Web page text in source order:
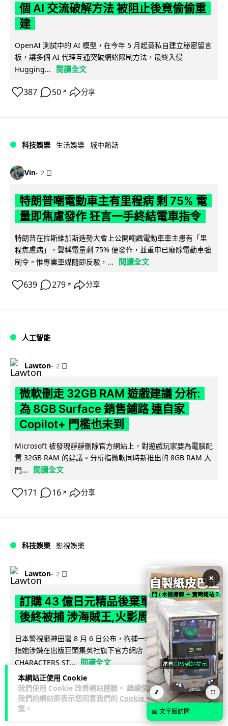
本網站正使用 Cookie
我們使用 Cookie 改善網站體驗。 繼續使用
我們的網站即表示您同意我們的 Cookie 政
策 。
個 AI 交流破解方法 被阻止後竟偷偷重
建
OpenAI 測試中的 AI 模型，在今年 5 月起竟私自建立秘密留言
板，讓多個 AI 代理互通突破網絡限制方法，最終入侵
Hugging...
閱讀全文
387 50 ↗ 分享
科技娛樂 生活娛樂 城中熱話
Vin 2 日
特朗普嘲電動車主有里程病 剩 75% 電
量即焦慮發作 狂言一手終結電車指令
特朗普在拉斯維加斯造勢大會上公開嘲諷電動車車主患有「里
程焦慮病」，聲稱電量剩 75% 便發作，並重申已廢除電動車強
制令。惟專業車媒隨即反駁，...
閱讀全文
639 279 ↗ 分享
人工智能
Lawton 2 日
微軟刪走 32GB RAM 遊戲建議 分析:
為 8GB Surface 銷售鋪路 連自家
Copilot+ 門檻也未到
Microsoft 被發現靜靜刪除官方網站上，對遊戲玩家要為電腦配
置 32GB RAM 的建議。分析指微軟同時新推出的 8GB RAM 入
門...
閱讀全文
171 16 ↗ 分享
科技娛樂 影視娛樂
Lawton 2 日
訂購 43 億日元精品後棄單 大阪女 2 年
後終被捕 涉海賊王,火影周邊產品
日本警視廳神田署 8 月 6 日公布，拘捕一名 32 歲大阪女子，
指她涉嫌在出版巨頭集英社旗下官方網店「JUMP
CHARACTERS ST... 閱讀全文
79 10 ↗ 分享
×
🎵 ⛶
📖 文字版訪問 →